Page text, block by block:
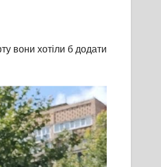
вони хотіли б додати